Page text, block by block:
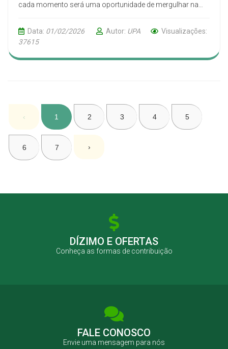
cada momento será uma oportunidade de mergulhar na
Data: 01/02/2026 Autor: UPA
Visualizações:
37615
‹ 1 2 3 4 5
6 7 ›
DÍZIMO E OFERTAS
Conheça as formas de contribuição
FALE CONOSCO
Envie uma mensagem para nós